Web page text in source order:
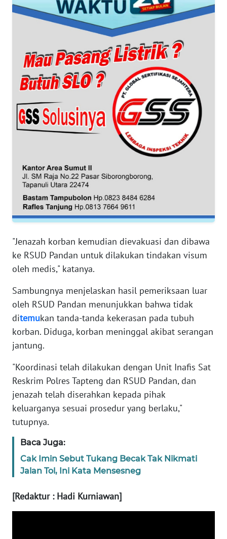
"Jenazah korban kemudian dievakuasi dan dibawa
ke RSUD Pandan untuk dilakukan tindakan visum
oleh medis," katanya.
Sambungnya menjelaskan hasil pemeriksaan luar
oleh RSUD Pandan menunjukkan bahwa tidak
ditemukan tanda-tanda kekerasan pada tubuh
korban. Diduga, korban meninggal akibat serangan
jantung.
"Koordinasi telah dilakukan dengan Unit Inafis Sat
Reskrim Polres Tapteng dan RSUD Pandan, dan
jenazah telah diserahkan kepada pihak
keluarganya sesuai prosedur yang berlaku,"
tutupnya.
Baca Juga:
Cak Imin Sebut Tukang Becak Tak Nikmati
Jalan Tol, Ini Kata Mensesneg
[Redaktur : Hadi Kurniawan]
WN
RIAU
WN
SERAMBI
WN
SULTRA
SULTENG
WN
BABEL
WN
SUMBAR
WN
SUMSEL
BENGKULU
LAMPUNG